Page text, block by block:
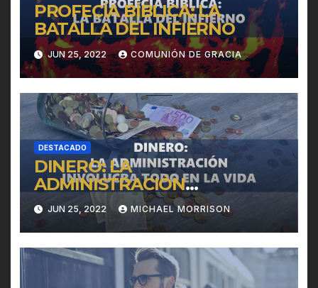
PROFECÍA BÍBLICA: LA
BATALLA DEL INFIERNO
JUN 25, 2022 COMUNIÓN DE GRACIA
DESTACADO
DINERO: LA
ADMINISTRACIÓN
INVOLUCRA TODO EN LA
VIDA
JUN 25, 2022 MICHAEL MORRISON